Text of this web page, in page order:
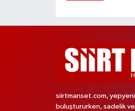
siirtmanset.com,
buluştururken, sadelik